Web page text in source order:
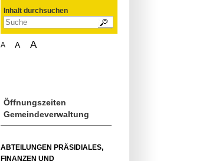
Inhalt durchsuchen
A A A
Öffnungszeiten
Gemeindeverwaltung
ABTEILUNGEN PRÄSIDIALES,
FINANZEN UND